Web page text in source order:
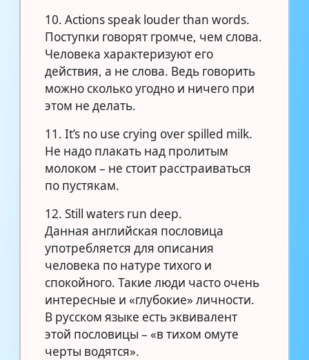
10. Actions speak louder than words.
Поступки говорят громче, чем слова.
Человека характеризуют его
действия, а не слова. Ведь говорить
можно сколько угодно и ничего при
этом не делать.
11. It’s no use crying over spilled milk.
Не надо плакать над пролитым
молоком – не стоит расстраиваться
по пустякам.
12. Still waters run deep.
Данная английская пословица
употребляется для описания
человека по натуре тихого и
спокойного. Такие люди часто очень
интересные и «глубокие» личности.
В русском языке есть эквивалент
этой пословицы – «в тихом омуте
черты водятся».